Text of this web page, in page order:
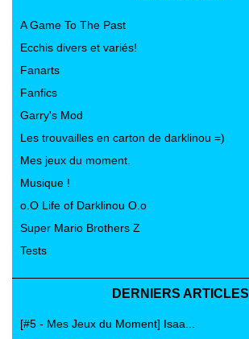
A Game To The Past
Ecchis divers et variés!
Fanarts
Fanfics
Garry's Mod
Les trouvailles en carton de darklinou =)
Mes jeux du moment.
Musique !
o.O Life of Darklinou O.o
Super Mario Brothers Z
Tests
DERNIERS ARTICLES
[#5 - Mes Jeux du Moment] Isaa...